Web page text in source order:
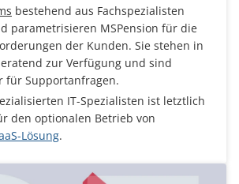
bestehend aus Fachspezialisten
parametrisieren MSPension für die
der Kunden. Sie stehen in
zur Verfügung und sind
für Supportanfragen.
IT-Spezialisten ist letztlich
den optionalen Betrieb von
Lösung.